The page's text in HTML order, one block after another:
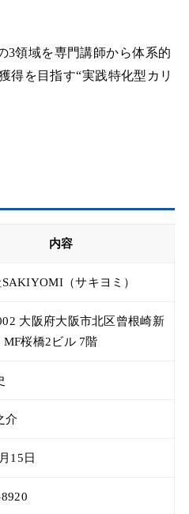
3領域を専門講師から体系的
得を目指す“実践特化型カリ
内容
（サキヨミ）
大阪府大阪市北区曾根崎新
MF桜橋2ビル 7階
介
15日